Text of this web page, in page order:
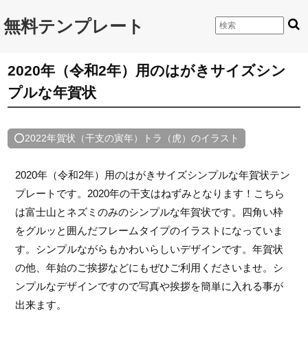
無料テンプレート
2020年（令和2年）用のはがきサイズシン
プルな年賀状
⭕2022年賀状（干支の寅年）トラ（虎）のイラスト
2020年（令和2年）用のはがきサイズシンプルな年賀状テン
プレートです。2020年の干支はねずみとなります！こちら
は富士山とネズミのみのシンプルな年賀状です。四角い枠
をグルッと囲んだフレームタイプのイラストになっていま
す。シンプルながらもかわいらしいデザインです。年賀状
の他、年始のご挨拶などにもぜひご利用くださいませ。シ
ンプルなデザインですので写真や挨拶を簡単に入れる事が
出来ます。